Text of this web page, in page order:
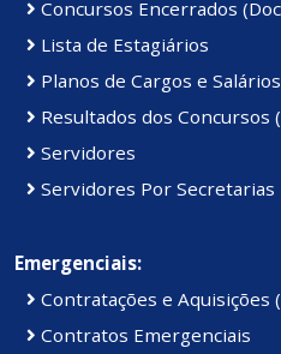
Concursos Encerrados
Lista de Estagiários
Planos de Cargos e Salários
Resultados dos Concursos
Servidores
Servidores Por Secretarias
Emergenciais:
Contratações e Aquisições
Contratos Emergenciais